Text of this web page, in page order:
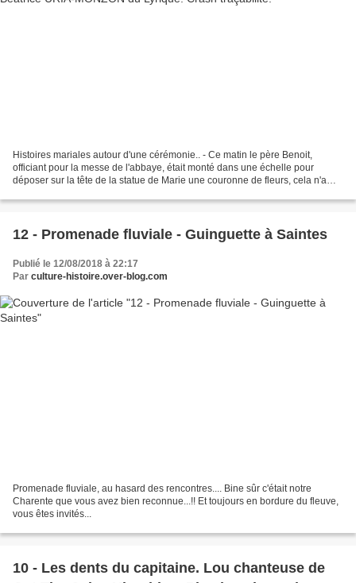
Histoires mariales autour d'une cérémonie.. - Ce matin le père Benoit,
officiant pour la messe de l'abbaye, était monté dans une échelle pour
déposer sur la tête de la statue de Marie une couronne de fleurs, cela n'a
12 - Promenade fluviale - Guinguette à Saintes
Publié le 12/08/2018 à 22:17
Par culture-histoire.over-blog.com
Promenade fluviale, au hasard des rencontres.... Bine sûr c'était notre
Charente que vous avez bien reconnue...!! Et toujours en bordure du fleuve,
vous êtes invités...
10 - Les dents du capitaine. Lou chanteuse de